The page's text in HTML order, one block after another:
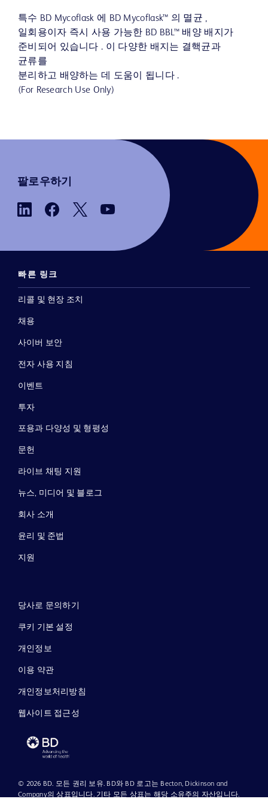
특수 BD Mycoflask 에 BD Mycoflask™ 의 멸균 ,
일회용이자 즉시 사용 가능한 BD BBL™ 배양 배지가
준비되어 있습니다 . 이 다양한 배지는 결핵균과
균류를
분리하고 배양하는 데 도움이 됩니다 .
(For Research Use Only)
팔로우하기
빠른 링크
리콜 및 현장 조치
채용
사이버 보안
전자 사용 지침
이벤트
투자
포용과 다양성 및 형평성
문헌
라이브 채팅 지원
뉴스, 미디어 및 블로그
회사 소개
윤리 및 준법
지원
당사로 문의하기
쿠키 기본 설정
개인정보
이용 약관
개인정보처리방침
웹사이트 접근성
© 2026 BD. 모든 권리 보유. BD와 BD 로고는 Becton, Dickinson and
Company의 상표입니다. 기타 모든 상표는 해당 소유주의 자산입니다.